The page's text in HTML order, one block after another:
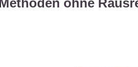
ohne